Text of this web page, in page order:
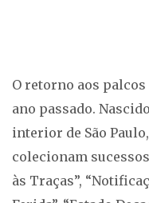
O retorno aos
ano passado.
interior de São
colecionam
às Traças”,